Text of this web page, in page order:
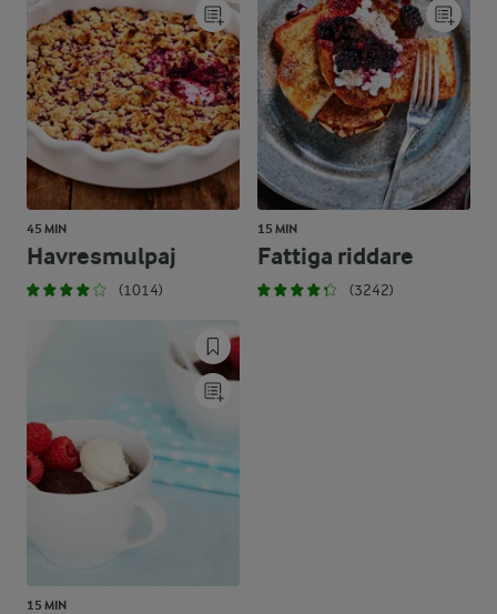
45 MIN
Havresmulpaj
(1014)
15 MIN
Fattiga riddare
(3242)
15 MIN